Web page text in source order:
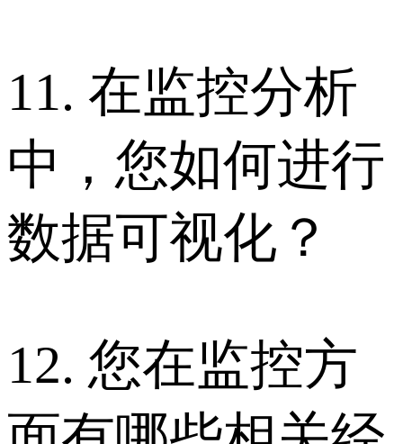
11. 在监控分析
中，您如何进行
数据可视化？
12. 您在监控方